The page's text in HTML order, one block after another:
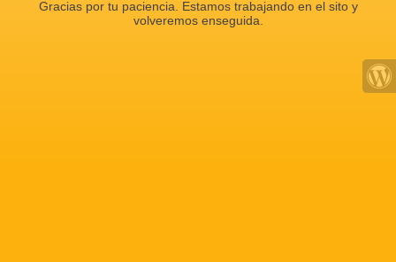
Gracias por tu paciencia. Estamos trabajando en el sito y
volveremos enseguida.